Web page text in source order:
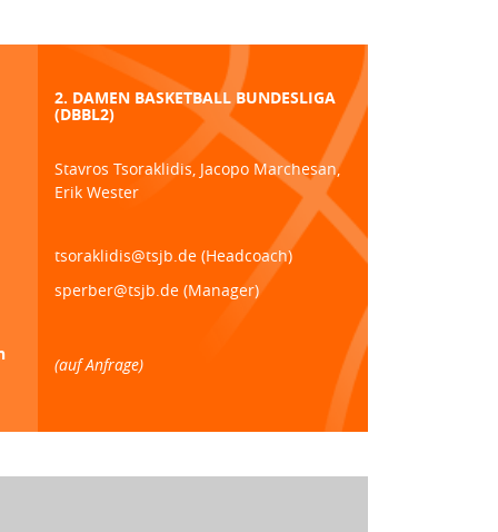
2. DAMEN BASKETBALL BUNDESLIGA
(DBBL2)
Stavros Tsoraklidis, Jacopo Marchesan,
Erik Wester
tsoraklidis@tsjb.de (Headcoach)
sperber@tsjb.de (Manager)
(auf Anfrage)